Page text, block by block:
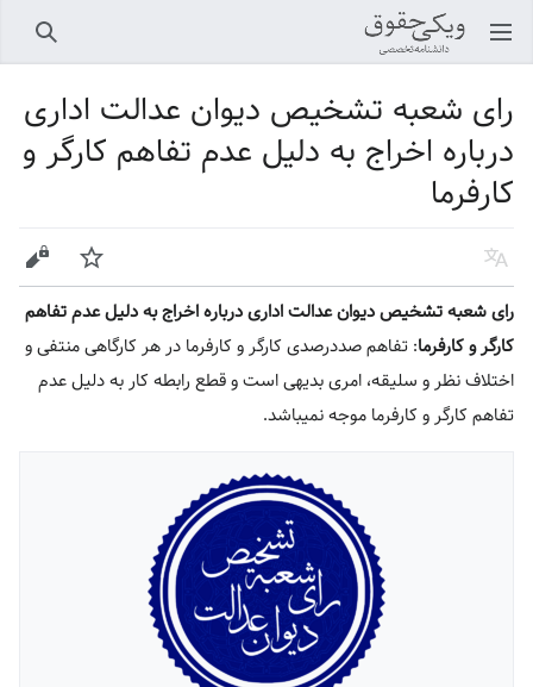
باز کردن منو اصلی جستجو
رای شعبه تشخیص دیوان عدالت اداری
درباره اخراج به دلیل عدم تفاهم کارگر و
کارفرما
زبان پیگیری ویرایش
رای شعبه تشخیص دیوان عدالت اداری درباره اخراج به دلیل عدم تفاهم
کارگر و کارفرما: تفاهم صددرصدی کارگر و کارفرما در هر کارگاهی منتفی و
اختلاف نظر و سلیقه، امری بدیهی است و قطع رابطه کار به دلیل عدم
تفاهم کارگر و کارفرما موجه نمیباشد.